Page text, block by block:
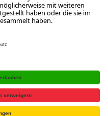
Donnerstag von 08:00 bis
B2B